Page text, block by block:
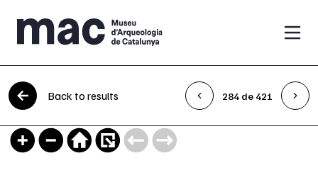
Skip to content
Back to results 284 de 421